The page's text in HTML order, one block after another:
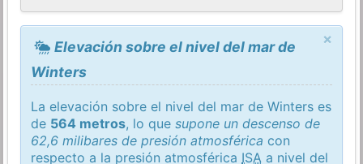
×
Elevación sobre el nivel del mar de
Winters
La elevación sobre el nivel del mar de Winters es
de 564 metros, lo quesupone un descenso de
62,6 milibares de presión atmosférica con
respecto a la presión atmosférica ISA a nivel del